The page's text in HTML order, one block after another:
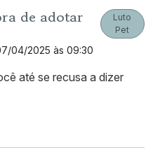
de adotar
04/2025 às 09:30
Luto
Pet
até se recusa a dizer